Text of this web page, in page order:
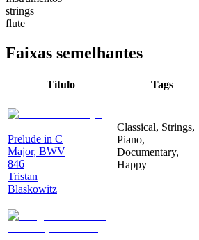
strings
flute
Faixas semelhantes
Título Tags
Prelude in C
Major, BWV
846
Tristan
Blaskowitz
Classical, Strings,
Piano,
Documentary,
Happy